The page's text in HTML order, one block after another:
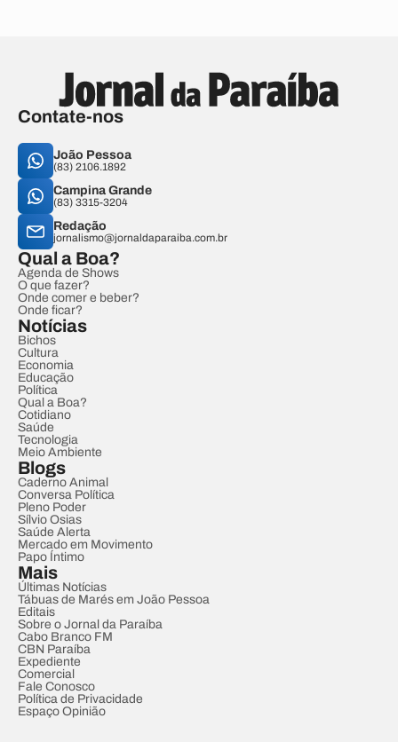
Contate-nos
João Pessoa
(83) 2106.1892
Campina Grande
(83) 3315-3204
Redação
jornalismo@jornaldaparaiba.com.br
Qual a Boa?
Agenda de Shows
O que fazer?
Onde comer e beber?
Onde ficar?
Notícias
Bichos
Cultura
Economia
Educação
Política
Qual a Boa?
Cotidiano
Saúde
Tecnologia
Meio Ambiente
Blogs
Caderno Animal
Conversa Política
Pleno Poder
Sílvio Osias
Saúde Alerta
Mercado em Movimento
Papo Íntimo
Mais
Últimas Notícias
Tábuas de Marés em João Pessoa
Editais
Sobre o Jornal da Paraíba
Cabo Branco FM
CBN Paraíba
Expediente
Comercial
Fale Conosco
Política de Privacidade
Espaço Opinião